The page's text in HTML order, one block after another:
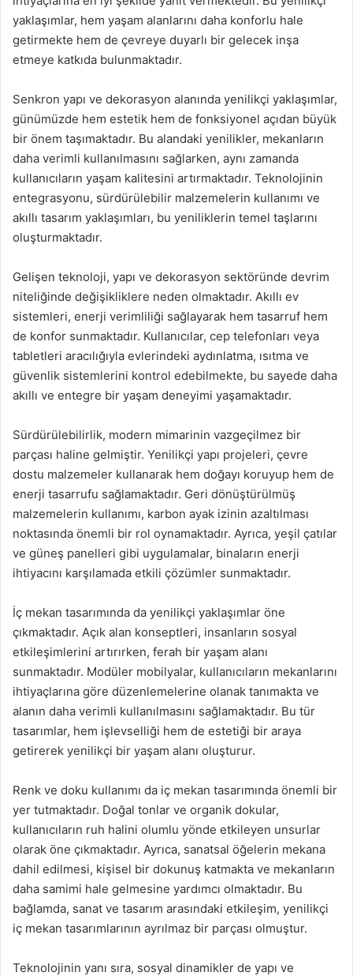
yaklaşımlar, hem yaşam alanlarını daha konforlu hale
getirmekte hem de çevreye duyarlı bir gelecek inşa
etmeye katkıda bulunmaktadır.
Senkron yapı ve dekorasyon alanında yenilikçi yaklaşımlar,
günümüzde hem estetik hem de fonksiyonel açıdan büyük
bir önem taşımaktadır. Bu alandaki yenilikler, mekanların
daha verimli kullanılmasını sağlarken, aynı zamanda
kullanıcıların yaşam kalitesini artırmaktadır. Teknolojinin
entegrasyonu, sürdürülebilir malzemelerin kullanımı ve
akıllı tasarım yaklaşımları, bu yeniliklerin temel taşlarını
oluşturmaktadır.
Gelişen teknoloji, yapı ve dekorasyon sektöründe devrim
niteliğinde değişikliklere neden olmaktadır. Akıllı ev
sistemleri, enerji verimliliği sağlayarak hem tasarruf hem
de konfor sunmaktadır. Kullanıcılar, cep telefonları veya
tabletleri aracılığıyla evlerindeki aydınlatma, ısıtma ve
güvenlik sistemlerini kontrol edebilmekte, bu sayede daha
akıllı ve entegre bir yaşam deneyimi yaşamaktadır.
Sürdürülebilirlik, modern mimarinin vazgeçilmez bir
parçası haline gelmiştir. Yenilikçi yapı projeleri, çevre
dostu malzemeler kullanarak hem doğayı koruyup hem de
enerji tasarrufu sağlamaktadır. Geri dönüştürülmüş
malzemelerin kullanımı, karbon ayak izinin azaltılması
noktasında önemli bir rol oynamaktadır. Ayrıca, yeşil çatılar
ve güneş panelleri gibi uygulamalar, binaların enerji
ihtiyacını karşılamada etkili çözümler sunmaktadır.
İç mekan tasarımında da yenilikçi yaklaşımlar öne
çıkmaktadır. Açık alan konseptleri, insanların sosyal
etkileşimlerini artırırken, ferah bir yaşam alanı
sunmaktadır. Modüler mobilyalar, kullanıcıların mekanlarını
ihtiyaçlarına göre düzenlemelerine olanak tanımakta ve
alanın daha verimli kullanılmasını sağlamaktadır. Bu tür
tasarımlar, hem işlevselliği hem de estetiği bir araya
getirerek yenilikçi bir yaşam alanı oluşturur.
Renk ve doku kullanımı da iç mekan tasarımında önemli bir
yer tutmaktadır. Doğal tonlar ve organik dokular,
kullanıcıların ruh halini olumlu yönde etkileyen unsurlar
olarak öne çıkmaktadır. Ayrıca, sanatsal öğelerin mekana
dahil edilmesi, kişisel bir dokunuş katmakta ve mekanların
daha samimi hale gelmesine yardımcı olmaktadır. Bu
bağlamda, sanat ve tasarım arasındaki etkileşim, yenilikçi
iç mekan tasarımlarının ayrılmaz bir parçası olmuştur.
Teknolojinin yanı sıra, sosyal dinamikler de yapı ve